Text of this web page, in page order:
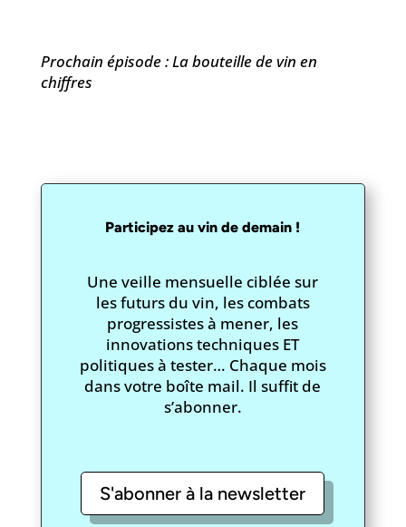
Prochain épisode : La bouteille de vin en
chiffres
Participez au vin de demain !
Une veille mensuelle ciblée sur
les futurs du vin, les combats
progressistes à mener, les
innovations techniques ET
politiques à tester… Chaque mois
dans votre boîte mail. Il suffit de
s’abonner.
S'abonner à la newsletter